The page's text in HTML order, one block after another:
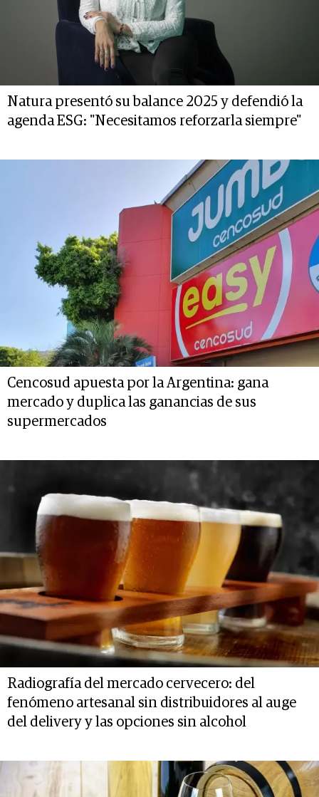
Natura presentó su balance 2025 y defendió la
agenda ESG: "Necesitamos reforzarla siempre"
Cencosud apuesta por la Argentina: gana
mercado y duplica las ganancias de sus
supermercados
Radiografía del mercado cervecero: del
fenómeno artesanal sin distribuidores al auge
del delivery y las opciones sin alcohol